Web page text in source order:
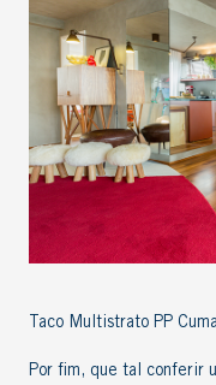
Taco Multistrato PP
Por fim, que tal conferir